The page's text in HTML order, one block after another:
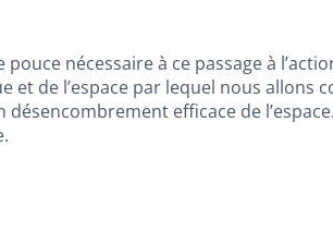
nécessaire à ce passage à
et de l’espace par lequel nous allons
efficace de